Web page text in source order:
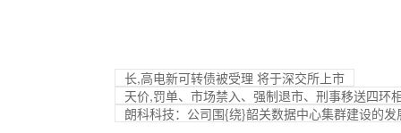
长,高电新可转债被受理 将于深交所上市
天价,罚单、市场禁入、强制退市、刑事移送四环
朗科科技：公司围{绕}韶关数据中心集群建设的